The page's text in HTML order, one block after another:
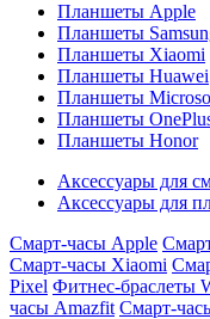
Планшеты Apple
Планшеты
Планшеты Xiaomi
Планшеты Huawei
Планшеты
Планшеты
Планшеты Honor
Аксессуары для
Аксессуары для
Смарт-часы Apple
Смарт-часы Xiaomi
Pixel Фитнес-браслеты
часы Amazfit Смарт-